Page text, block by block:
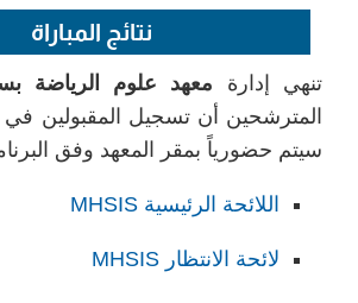
نتائج المباراة
تنهي إدارة معهد علوم الرياضة
المترشحين أن تسجيل المقبولين في
سيتم حضورياً بمقر المعهد وفق
اللائحة الرئيسية MHSIS
لائحة الانتظار MHSIS